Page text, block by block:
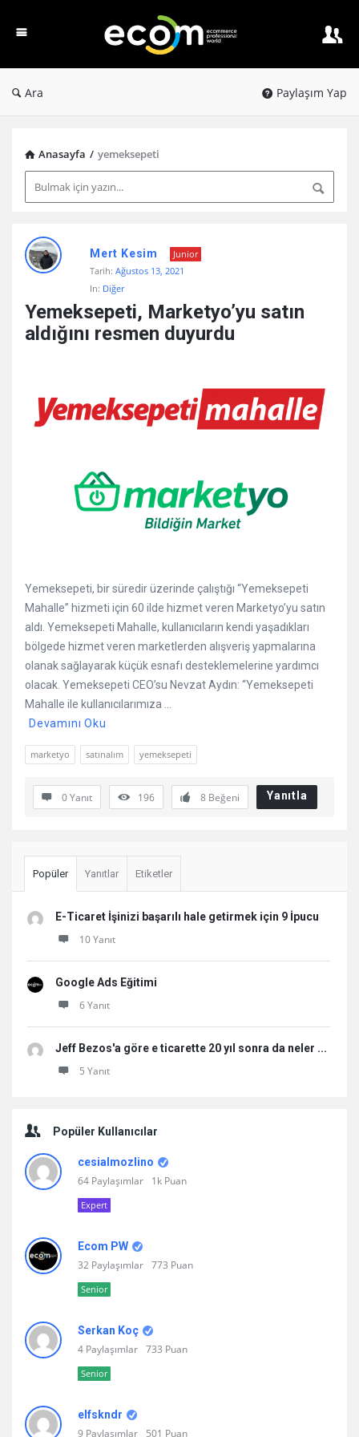
PW
Ara Paylaşım Yap
Anasayfa / yemeksepeti
Ecom
PW
Paylaşım
Mert Kesim
Junior
Tarih: Ağustos 13, 2021
In: Diğer
Yemeksepeti, Marketyo’yu satın
aldığını resmen duyurdu
Yemeksepeti, bir süredir üzerinde çalıştığı “Yemeksepeti
Mahalle” hizmeti için 60 ilde hizmet veren Marketyo’yu satın
aldı. Yemeksepeti Mahalle, kullanıcıların kendi yaşadıkları
bölgede hizmet veren marketlerden alışveriş yapmalarına
olanak sağlayarak küçük esnafı desteklemelerine yardımcı
olacak. Yemeksepeti CEO’su Nevzat Aydın: “Yemeksepeti
Mahalle ile kullanıcılarımıza ...
Devamını Oku
marketyo satınalım yemeksepeti
0 Yanıt 196 8 Beğeni Yanıtla
Sidebar
Popüler Yanıtlar Etiketler
E-Ticaret İşinizi başarılı hale getirmek için 9 İpucu
10 Yanıt
Google Ads Eğitimi
6 Yanıt
Jeff Bezos'a göre e ticarette 20 yıl sonra da neler ...
5 Yanıt
Popüler Kullanıcılar
cesialmozlino
64 Paylaşımlar 1k Puan
Expert
Ecom PW
32 Paylaşımlar 773 Puan
Senior
Serkan Koç
4 Paylaşımlar 733 Puan
Senior
elfskndr
9 Paylaşımlar 501 Puan